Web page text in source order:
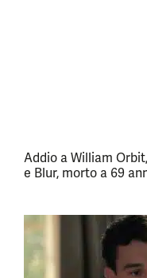
Addio a William
e Blur, morto a 69